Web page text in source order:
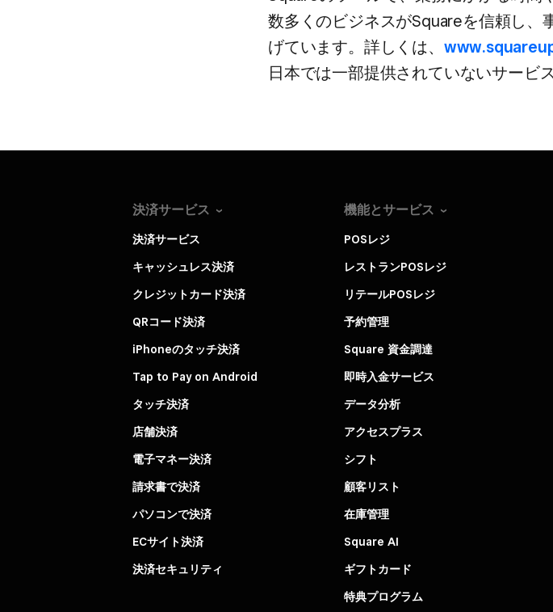
数多くの​ビジネスが​Squareを​信頼し、​
げています。​詳しくは、
日本では​一部​提供されていない​サービ
決済サービス
決済サービス
キャッシュレス決済
クレジットカード決済
QRコード決済
iPhoneのタッチ決済
Tap to Pay on Android
タッチ決済
店舗決済
電子マネー決済
請求書で決済
パソコンで決済
ECサイト決済
決済セキュリティ
機能とサービス
POSレジ
レストランPOSレジ
リテールPOSレジ
予約管理
Square 資金調達
即時入金サービス
データ分析
アクセスプラス
シフト
顧客リスト
在庫管理
Square AI
ギフトカード
特典プログラム